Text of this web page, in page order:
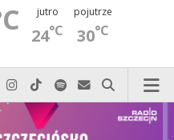
jutro
24°C
pojutrze
30°C
prostu do nas zadzwoń
nas na Facebook-u
Odwiedź nas na X
Odwiedź nas na Instagram-ie
Odwiedź nas na TikTok-u
Szukaj nas na Spotify
Wyślij do nas
Szukaj